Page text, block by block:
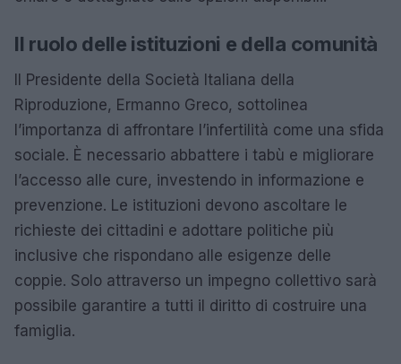
Il ruolo delle istituzioni e della comunità
Il Presidente della Società Italiana della
Riproduzione, Ermanno Greco, sottolinea
l’importanza di affrontare l’infertilità come una sfida
sociale. È necessario abbattere i tabù e migliorare
l’accesso alle cure, investendo in informazione e
prevenzione. Le istituzioni devono ascoltare le
richieste dei cittadini e adottare politiche più
inclusive che rispondano alle esigenze delle
coppie. Solo attraverso un impegno collettivo sarà
possibile garantire a tutti il diritto di costruire una
famiglia.